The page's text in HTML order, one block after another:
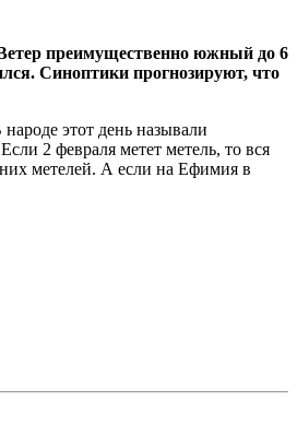
преимущественно южный до 6
Синоптики прогнозируют, что
этот день называли
2 февраля метет метель, то вся
метелей. А если на Ефимия в